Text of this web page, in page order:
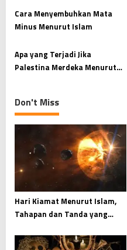
i
o
n
Cara Menyembuhkan Mata
Minus Menurut Islam
Apa yang Terjadi Jika
Palestina Merdeka Menurut
Don't Miss
Hari Kiamat Menurut Islam,
Tahapan dan Tanda yang